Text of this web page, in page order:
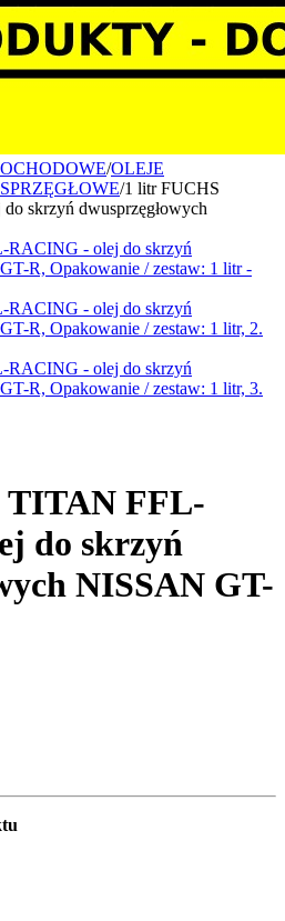
/OLEJE
/1 litr FUCHS
skrzyń dwusprzęgłowych
TITAN FFL-
do skrzyń
NISSAN GT-